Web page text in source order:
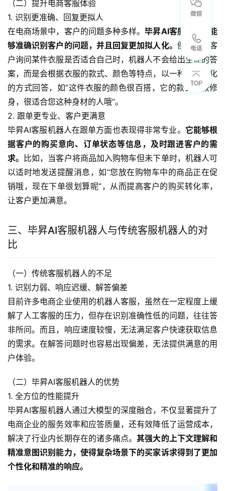
（二）提升电商客服体验
1. 识别更准确、回复更拟人
在电商场景中，客户的问题多种多样。毕昇AI客服机器人能
够准确识别客户的问题，并且回复更加拟人化。 例如，当客
户询问某件衣服是否适合自己时，机器人不会给出生硬的答
案，而是会根据衣服的款式、颜色等特点，以一种更人性化
的方式回答，如“这件衣服的颜色很百搭，它的款式比较修
身，很适合您这种身材的人哦”。
2. 跟单更专业、客户更满意
毕昇AI客服机器人在跟单方面也表现得非常专业。 它能够根
据客户的购买意向、订单状态等信息，及时跟进客户的需
求。 比如，当客户将商品加入购物车但未下单时，机器人可
以适时地发送提醒消息，如“您放在购物车中的商品正在促
销哦，现在下单很划算呢”，从而提高客户的购买转化率，
让客户更加满意。
三、毕昇AI客服机器人与传统客服机器人的对
比
（一）传统客服机器人的不足
1. 识别力弱、响应迟缓、解答偏差
目前许多电商企业使用的机器人客服，虽然在一定程度上缓
解了人工客服的压力，但存在识别准确性低的问题，往往答
非所问。而且，响应速度较慢，无法满足客户快速获取信息
的需求。在解答问题时也容易出现偏差，无法提供满意的用
户体验。
（二）毕昇AI客服机器人的优势
1. 全方位的性能提升
毕昇AI客服机器人通过大模型的深度融合，不仅显著提升了
电商企业的服务效率和应答质量，还有效降低了运营成本，
解决了行业内长期存在的诸多痛点。其强大的上下文理解和
精准意图识别能力，使得复杂场景下的买家诉求得到了更加
个性化和精准的响应。